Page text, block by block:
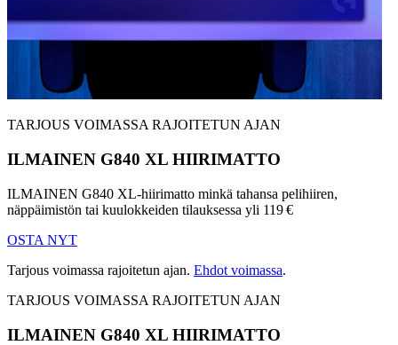
TARJOUS VOIMASSA RAJOITETUN AJAN
ILMAINEN G840 XL HIIRIMATTO
ILMAINEN G840 XL-hiirimatto minkä tahansa pelihiiren,
näppäimistön tai kuulokkeiden tilauksessa yli 119 €
OSTA NYT
Tarjous voimassa rajoitetun ajan. Ehdot voimassa.
TARJOUS VOIMASSA RAJOITETUN AJAN
ILMAINEN G840 XL HIIRIMATTO